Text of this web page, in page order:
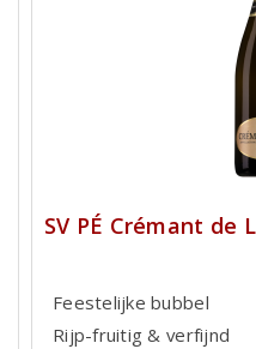
SV PÉ Crémant de
Feestelijke bubbel
Rijp-fruitig & verfijnd